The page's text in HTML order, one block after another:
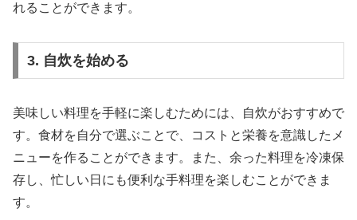
れることができます。
3. 自炊を始める
美味しい料理を手軽に楽しむためには、自炊がおすすめで
す。食材を自分で選ぶことで、コストと栄養を意識したメ
ニューを作ることができます。また、余った料理を冷凍保
存し、忙しい日にも便利な手料理を楽しむことができま
す。